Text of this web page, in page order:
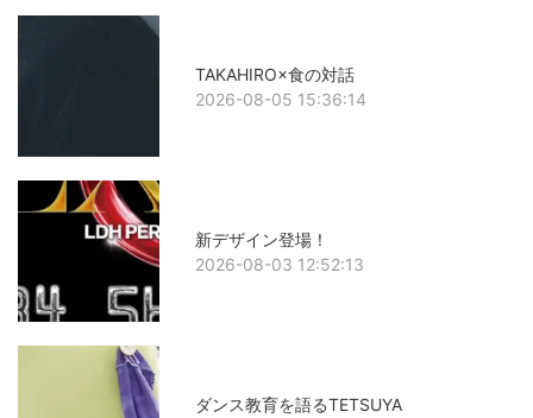
TAKAHIRO×食の対話
2026-08-05 15:36:14
新デザイン登場！
2026-08-03 12:52:13
ダンス教育を語るTETSUYA